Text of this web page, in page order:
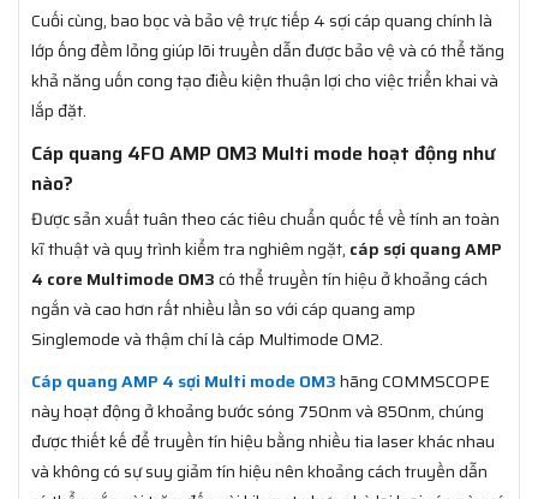
Cuối cùng, bao bọc và bảo vệ trực tiếp 4 sợi cáp quang chính là
lớp ống đềm lỏng giúp lõi truyền dẫn được bảo vệ và có thể tăng
khả năng uốn cong tạo điều kiện thuận lợi cho việc triển khai và
lắp đặt.
Cáp quang 4FO AMP OM3 Multi mode hoạt động như
nào?
Được sản xuất tuân theo các tiêu chuẩn quốc tế về tính an toàn
kĩ thuật và quy trình kiểm tra nghiêm ngặt, cáp sợi quang AMP
4 core Multimode OM3có thể truyền tín hiệu ở khoảng cách
ngắn và cao hơn rất nhiều lần so với cáp quang amp
Singlemode và thậm chí là cáp Multimode OM2.
Cáp quang AMP 4 sợi Multi mode OM3hãng COMMSCOPE
này hoạt động ở khoảng bước sóng 750nm và 850nm, chúng
được thiết kế để truyền tín hiệu bằng nhiều tia laser khác nhau
và không có sự suy giảm tín hiệu nên khoảng cách truyền dẫn